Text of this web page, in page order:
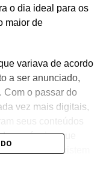
o dia ideal para os
maior de
variava de acordo
a ser anunciado,
Com o passar do
vez mais digitais,
seus conteúdos
anúncios que
ou revista, existem